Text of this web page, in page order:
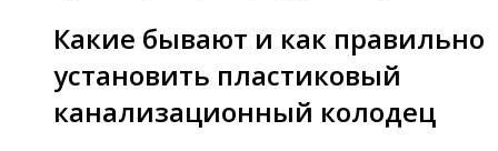
Какие бывают и как правильно
установить пластиковый
канализационный колодец